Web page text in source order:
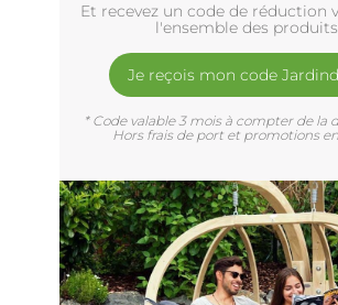
Et recevez un code de réduction
l'ensemble des produits
Je reçois mon code
* Code valable 3 mois à compter de la
Hors frais de port et promotions